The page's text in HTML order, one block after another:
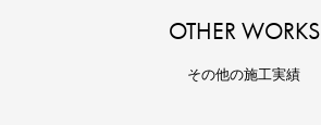
OTHER WORKS
その他の施工実績